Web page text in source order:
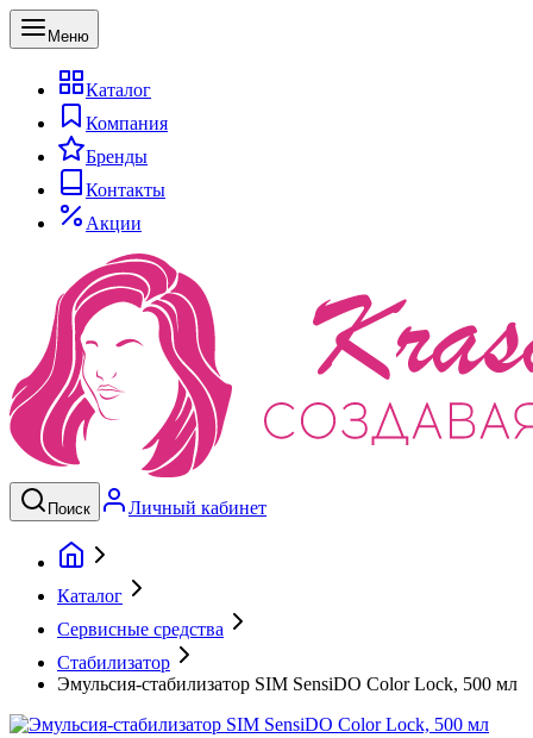
Меню
Каталог
Компания
Бренды
Контакты
Акции
Поиск Личный кабинет
Каталог
Сервисные средства
Стабилизатор
Эмульсия-стабилизатор SIM SensiDO Color Lock, 500 мл